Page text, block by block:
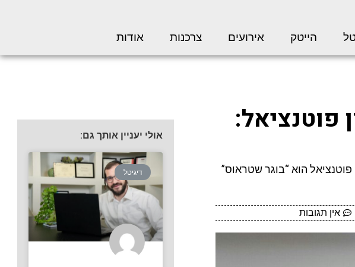
הייטק אירועים צרכנות אודות
פוטנציאל:
הוא “בוגר שטראוס”
אין תגובות
אולי יעניין אותך גם:
דיגיטל